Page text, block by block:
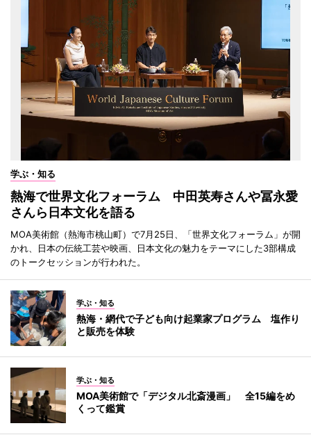
学ぶ・知る
熱海で世界文化フォーラム 中田英寿さんや冨永愛
さんら日本文化を語る
MOA美術館（熱海市桃山町）で7月25日、「世界文化フォーラム」が開
かれ、日本の伝統工芸や映画、日本文化の魅力をテーマにした3部構成
のトークセッションが行われた。
学ぶ・知る
熱海・網代で子ども向け起業家プログラム 塩作り
と販売を体験
学ぶ・知る
MOA美術館で「デジタル北斎漫画」 全15編をめ
くって鑑賞